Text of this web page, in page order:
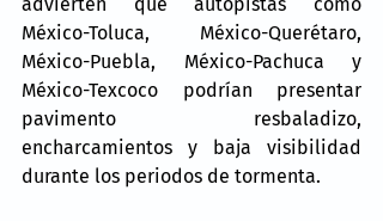
México-Toluca, México-Querétaro,
México-Puebla, México-Pachuca y
México-Texcoco podrían presentar
pavimento resbaladizo,
encharcamientos y baja visibilidad
durante los periodos de tormenta.